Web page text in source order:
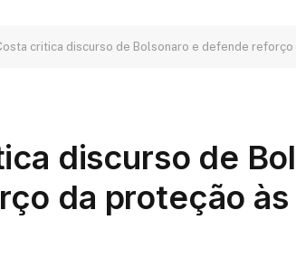
critica discurso de Bolsonaro e defende
discurso de
da proteção às